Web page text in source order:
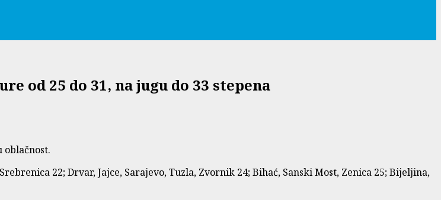
od 25 do 31, na jugu do 33 stepena
oblačnost.
22; Drvar, Jajce, Sarajevo, Tuzla, Zvornik 24; Bihać, Sanski Most, Zenica 25; Bijeljina,